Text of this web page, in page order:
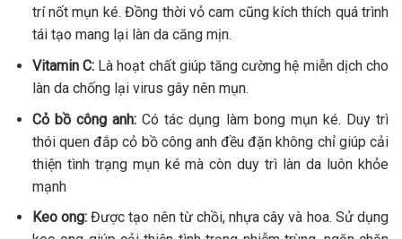
trí nốt mụn ké. Đồng thời vỏ cam cũng kích thích quá trình
tái tạo mang lại làn da căng mịn.
Vitamin C: Là hoạt chất giúp tăng cường hệ miễn dịch cho
làn da chống lại virus gây nên mụn.
Cỏ bồ công anh:Có tác dụng làm bong mụn ké. Duy trì
thói quen đắp cỏ bồ công anh đều đặn không chỉ giúp cải
thiện tình trạng mụn ké mà còn duy trì làn da luôn khỏe
mạnh
Keo ong:Được tạo nên từ chồi, nhựa cây và hoa. Sử dụng